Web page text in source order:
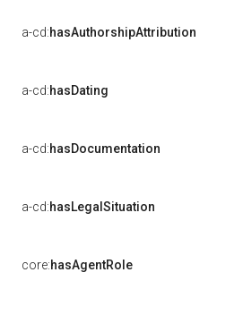
a-cd:hasAuthorshipAttribution
a-cd:hasDating
a-cd:hasDocumentation
a-cd:hasLegalSituation
core:hasAgentRole